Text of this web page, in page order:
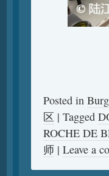
Posted in
区 | Tagged
ROCHE DE
师 | Leave a